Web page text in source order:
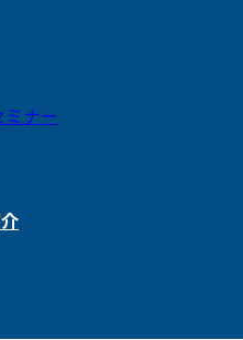
ナー